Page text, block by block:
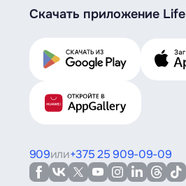
Скачать приложение Life
909или+375 25 909-09-09